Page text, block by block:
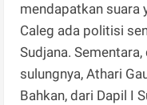
mendapatkan suara
Caleg ada politisi
Sudjana.
sulungnya, Athari
Bahkan, dari Dapil I